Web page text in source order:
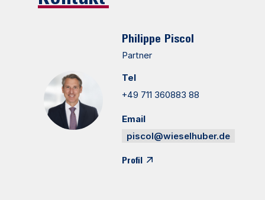
Philippe Piscol
Partner
Tel
+49 711 360883 88
Email
piscol@wieselhuber.de
Profil